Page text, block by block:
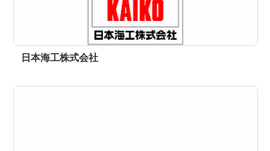
日本海工株式会社